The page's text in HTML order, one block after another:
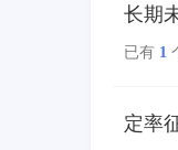
长期
已有 1
定率